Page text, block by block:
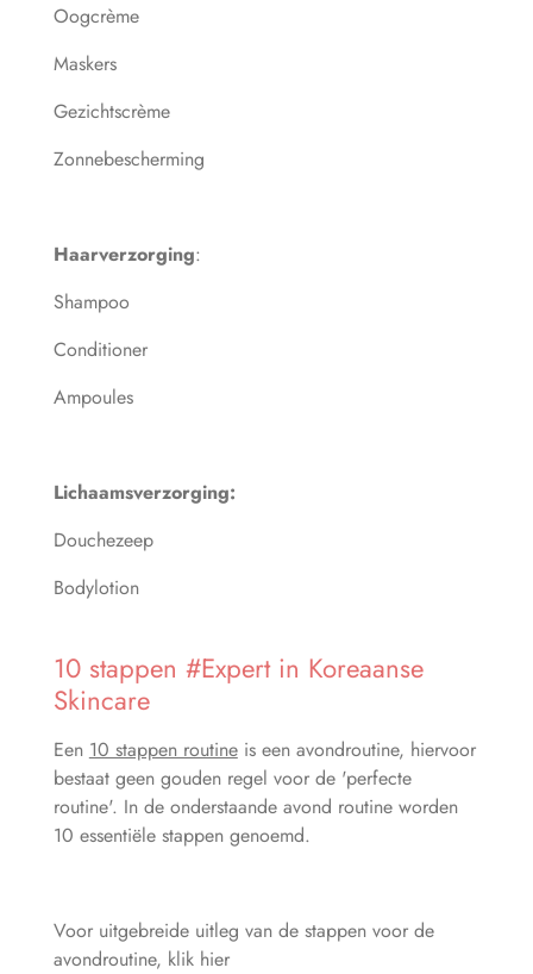
Oogcrème
Maskers
Gezichtscrème
Zonnebescherming
Haarverzorging:
Shampoo
Conditioner
Ampoules
Lichaamsverzorging:
Douchezeep
Bodylotion
10 stappen #Expert in Koreaanse
Skincare
Een 10 stappen routineis een avondroutine, hiervoor
bestaat geen gouden regel voor de 'perfecte
routine'. In de onderstaande avond routine worden
10 essentiële stappen genoemd.
Voor uitgebreide uitleg van de stappen voor de
avondroutine, klik hier